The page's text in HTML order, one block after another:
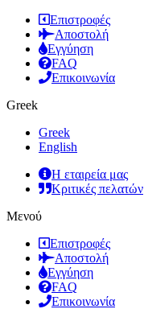
Επιστροφές
Αποστολή
Εγγύηση
FAQ
Επικοινωνία
Greek
Greek
English
Η εταιρεία μας
Κριτικές πελατών
Μενού
Επιστροφές
Αποστολή
Εγγύηση
FAQ
Επικοινωνία